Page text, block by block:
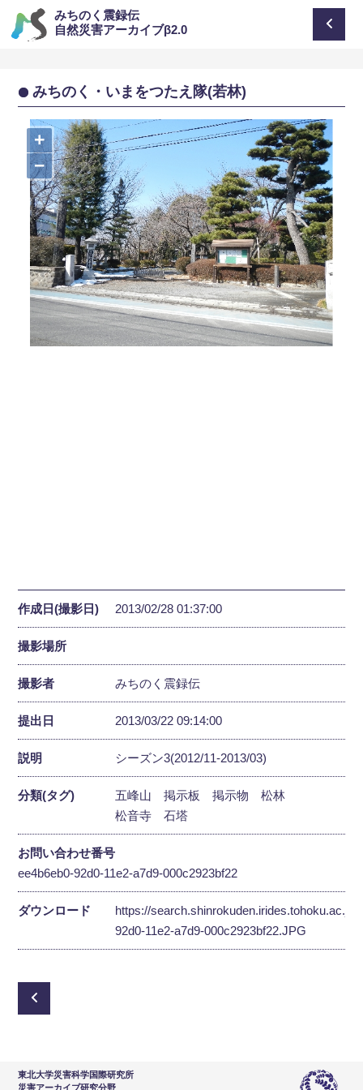
みちのく震録伝
自然災害アーカイブβ2.0
みちのく・いまをつたえ隊(若林)
+
−
作成日(撮影日) 2013/02/28 01:37:00
撮影場所
撮影者 みちのく震録伝
提出日 2013/03/22 09:14:00
説明 シーズン3(2012/11-2013/03)
分類(タグ) 五峰山 掲示板 掲示物
松林
松音寺
石塔
お問い合わせ番号
ee4b6eb0-92d0-11e2-a7d9-000c2923bf22
ダウンロード
https://
92d0-11e2-a7d9-000c2923bf22.JPG
東北大学災害科学国際研究所
災害アーカイブ研究分野